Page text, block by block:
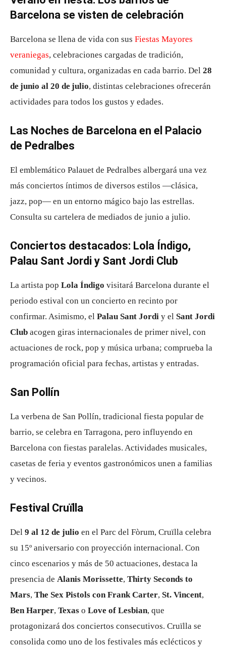
Barcelona se visten de celebración
Barcelona se llena de vida con sus Fiestas Mayores
veraniegas, celebraciones cargadas de tradición,
comunidad y cultura, organizadas en cada barrio. Del 28
de junio al 20 de julio, distintas celebraciones ofrecerán
actividades para todos los gustos y edades.
Las Noches de Barcelona en el Palacio
de Pedralbes
El emblemático Palauet de Pedralbes albergará una vez
más conciertos íntimos de diversos estilos —clásica,
jazz, pop— en un entorno mágico bajo las estrellas.
Consulta su cartelera de mediados de junio a julio.
Conciertos destacados: Lola Índigo,
Palau Sant Jordi y Sant Jordi Club
La artista pop Lola Índigo visitará Barcelona durante el
periodo estival con un concierto en recinto por
confirmar. Asimismo, el Palau Sant Jordi y el Sant Jordi
Club acogen giras internacionales de primer nivel, con
actuaciones de rock, pop y música urbana; comprueba la
programación oficial para fechas, artistas y entradas.
San Pollín
La verbena de San Pollín, tradicional fiesta popular de
barrio, se celebra en Tarragona, pero influyendo en
Barcelona con fiestas paralelas. Actividades musicales,
casetas de feria y eventos gastronómicos unen a familias
y vecinos.
Festival Cruïlla
Del 9 al 12 de julio en el Parc del Fòrum, Cruïlla celebra
su 15º aniversario con proyección internacional. Con
cinco escenarios y más de 50 actuaciones, destaca la
presencia de Alanis Morissette, Thirty Seconds to
Mars, The Sex Pistols con Frank Carter, St. Vincent,
Ben Harper, Texas o Love of Lesbian, que
protagonizará dos conciertos consecutivos. Cruïlla se
consolida como uno de los festivales más eclécticos y